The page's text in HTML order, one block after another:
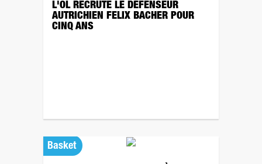
L'OL RECRUTE LE DÉFENSEUR
AUTRICHIEN FELIX BACHER POUR
CINQ ANS
Basket